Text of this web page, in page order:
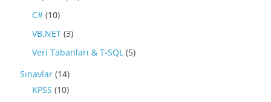
C# (10)
VB.NET (3)
Veri Tabanları & T-SQL (5)
Sınavlar (14)
KPSS (10)